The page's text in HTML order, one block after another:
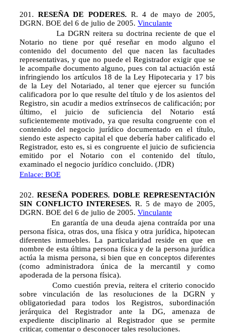
201.RESEÑA DE PODERES. R. 4 de mayo de 2005,
DGRN. BOE del 6 de julio de 2005. Vinculante
La DGRN reitera su doctrina reciente de que el
Notario no tiene por qué reseñar en modo alguno el
contenido del documento del que nacen las facultades
representativas, y que no puede el Registrador exigir que se
le acompañe documento alguno, pues con tal actuación está
infringiendo los artículos 18 de la Ley Hipotecaria y 17 bis
de la Ley del Notariado, al tener que ejercer su función
calificadora por lo que resulte del título y de los asientos del
Registro, sin acudir a medios extrínsecos de calificación; por
último, el juicio de suficiencia del Notario está
suficientemente motivado, ya que resulta congruente con el
contenido del negocio jurídico documentado en el título,
siendo este aspecto capital el que debería haber calificado el
Registrador, esto es, si es congruente el juicio de suficiencia
emitido por el Notario con el contenido del título,
examinado el negocio jurídico concluido. (JDR)
Enlace: BOE
202.RESEÑA PODERES. DOBLE REPRESENTACIÓN
SIN CONFLICTO INTERESES. R. 5 de mayo de 2005,
DGRN. BOE del 6 de julio de 2005. Vinculante
En garantía de una deuda ajena contraída por una
persona física, otras dos, una física y otra jurídica, hipotecan
diferentes inmuebles. La particularidad reside en que en
nombre de esta última persona física y de la persona jurídica
actúa la misma persona, si bien que en conceptos diferentes
(como administradora única de la mercantil y como
apoderada de la persona física).
Como cuestión previa, reitera el criterio conocido
sobre vinculación de las resoluciones de la DGRN y
obligatoriedad para todos los Registros, subordinación
jerárquica del Registrador ante la DG, amenaza de
expediente disciplinario al Registrador que se permite
criticar, comentar o desconocer tales resoluciones.